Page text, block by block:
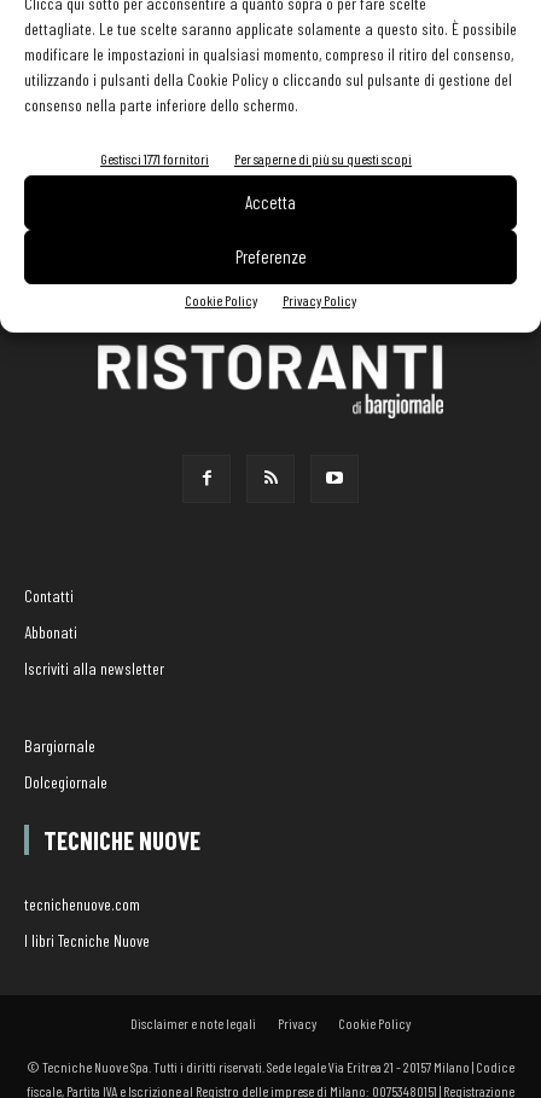
dettagliate. Le tue scelte saranno applicate solamente a questo sito. È possibile
modificare le impostazioni in qualsiasi momento, compreso il ritiro del consenso,
utilizzando i pulsanti della Cookie Policy o cliccando sul pulsante di gestione del
consenso nella parte inferiore dello schermo.
Gestisci 1771 fornitori Per saperne di più su questi scopi
Accetta
Preferenze
Cookie Policy Privacy Policy
Contatti
Abbonati
Iscriviti alla newsletter
Bargiornale
Dolcegiornale
TECNICHE NUOVE
tecnichenuove.com
I libri Tecniche Nuove
Disclaimer e note legali Privacy Cookie Policy
© Tecniche Nuove Spa. Tutti i diritti riservati. Sede legale Via Eritrea 21 - 20157 Milano | Codice
fiscale, Partita IVA e Iscrizione al Registro delle imprese di Milano: 00753480151 | Registrazione